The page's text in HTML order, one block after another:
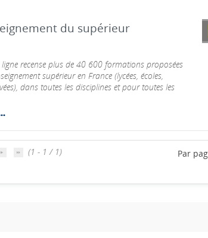
du supérieur
ligne recense plus de 40 600 formations proposées
supérieur en France (lycées, écoles,
dans toutes les disciplines et pour toutes les
(1 - 1 / 1) Par